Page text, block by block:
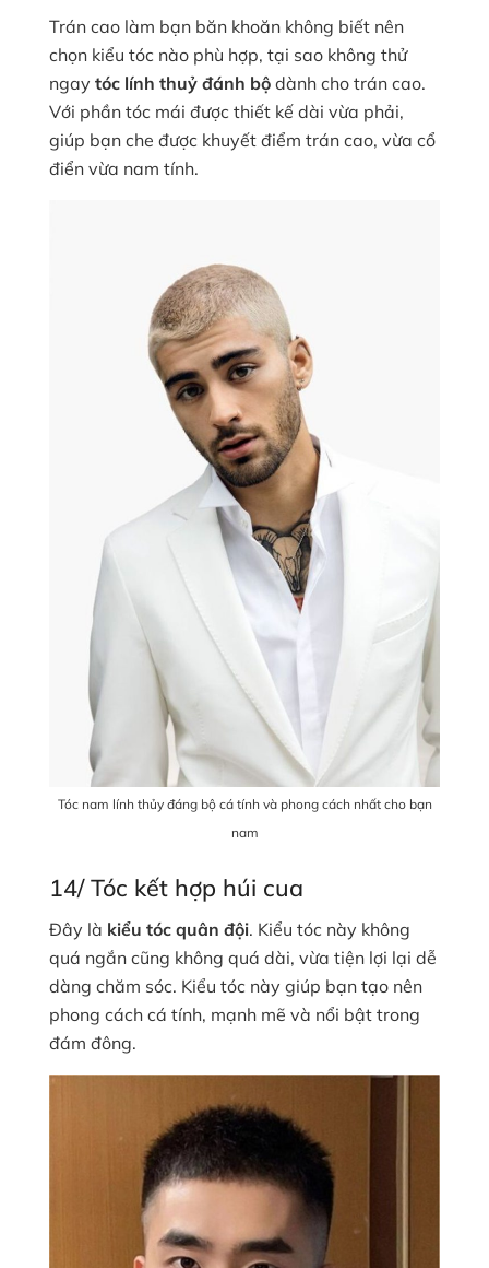
Trán cao làm bạn băn khoăn không biết nên
chọn kiểu tóc nào phù hợp, tại sao không thử
ngay tóc lính thuỷ đánh bộ dành cho trán cao.
Với phần tóc mái được thiết kế dài vừa phải,
giúp bạn che được khuyết điểm trán cao, vừa cổ
điển vừa nam tính.
Tóc nam lính thủy đáng bộ cá tính và phong cách nhất cho bạn
nam
14/ Tóc kết hợp húi cua
Đây là kiểu tóc quân đội. Kiểu tóc này không
quá ngắn cũng không quá dài, vừa tiện lợi lại dễ
dàng chăm sóc. Kiểu tóc này giúp bạn tạo nên
phong cách cá tính, mạnh mẽ và nổi bật trong
đám đông.